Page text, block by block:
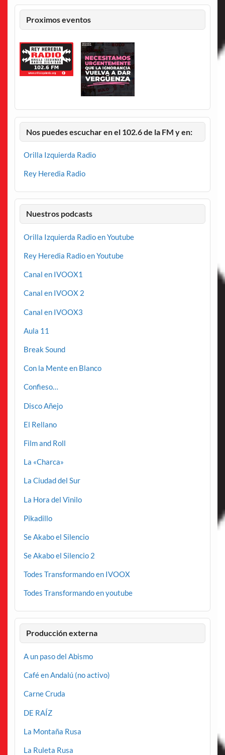
Proximos eventos
Nos puedes escuchar en el 102.6 de la FM y en:
Orilla Izquierda Radio
Rey Heredia Radio
Nuestros podcasts
Orilla Izquierda Radio en Youtube
Rey Heredia Radio en Youtube
Canal en IVOOX1
Canal en IVOOX 2
Canal en IVOOX3
Aula 11
Break Sound
Con la Mente en Blanco
Confieso…
Disco Añejo
El Rellano
Film and Roll
La «Charca»
La Ciudad del Sur
La Hora del Vinilo
Pikadillo
Se Akabo el Silencio
Se Akabo el Silencio 2
Todes Transformando en IVOOX
Todes Transformando en youtube
Producción externa
A un paso del Abismo
Café en Andalú (no activo)
Carne Cruda
DE RAÍZ
La Montaña Rusa
La Ruleta Rusa